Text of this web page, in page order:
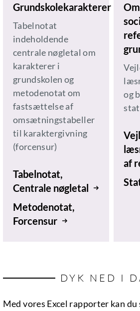
Grundskolekarakterer
Tabelnotat
indeholdende
centrale nøgletal om
karakterer i
grundskolen og
metodenotat om
fastsættelse af
omsætningstabeller
til karaktergivning
(forcensur)
Tabelnotat,
Centrale nøgletal
Metodenotat,
Forcensur
Om
og
af
DYK NED I
Med vores Excel rapporter kan